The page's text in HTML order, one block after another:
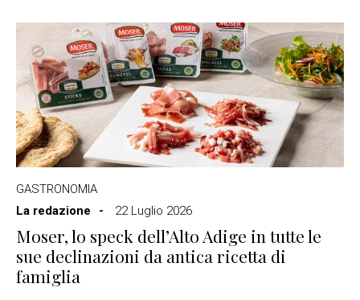
GASTRONOMIA
La redazione
22 Luglio 2026
Moser, lo speck dell’Alto Adige in tutte le
sue declinazioni da antica ricetta di
famiglia